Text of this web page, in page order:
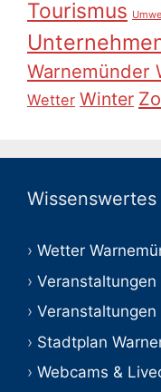
Tourismus
Warnemünder
Wetter Winter
Wissenswertes
Wetter
Veranstaltungen
Veranstaltungen
Stadtplan
Webcams &